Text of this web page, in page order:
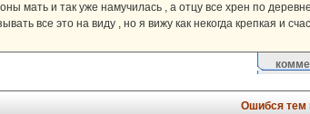
мать и так уже намучилась , а отцу все хрен по
все это на виду , но я вижу как некогда крепкая и
Ошибся тем